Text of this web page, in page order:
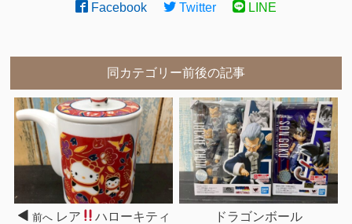
Facebook Twitter LINE
同カテゴリー前後の記事
前へ レア
ハローキティ
ドラゴンボール